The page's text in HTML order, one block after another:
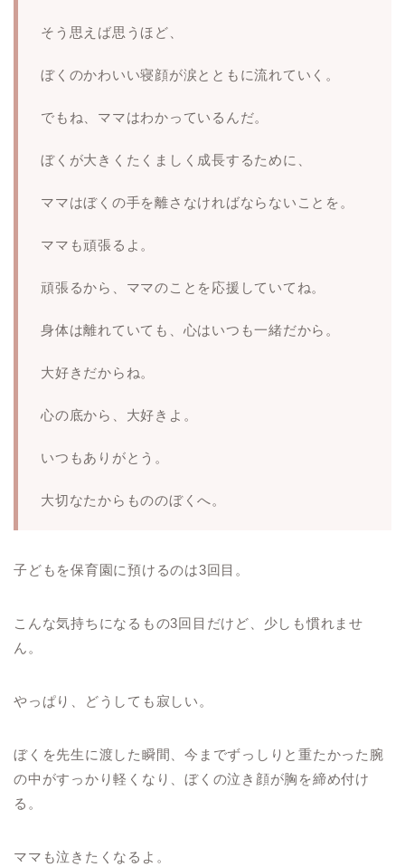
そう思えば思うほど、
ぼくのかわいい寝顔が涙とともに流れていく。
でもね、ママはわかっているんだ。
ぼくが大きくたくましく成長するために、
ママはぼくの手を離さなければならないことを。
ママも頑張るよ。
頑張るから、ママのことを応援していてね。
身体は離れていても、心はいつも一緒だから。
大好きだからね。
心の底から、大好きよ。
いつもありがとう。
大切なたからもののぼくへ。
子どもを保育園に預けるのは3回目。
こんな気持ちになるもの3回目だけど、少しも慣れませ
ん。
やっぱり、どうしても寂しい。
ぼくを先生に渡した瞬間、今までずっしりと重たかった腕
の中がすっかり軽くなり、ぼくの泣き顔が胸を締め付け
る。
ママも泣きたくなるよ。